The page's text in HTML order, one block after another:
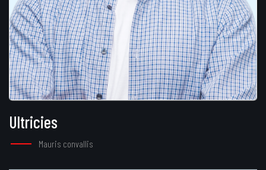
Ultricies
Mauris convallis